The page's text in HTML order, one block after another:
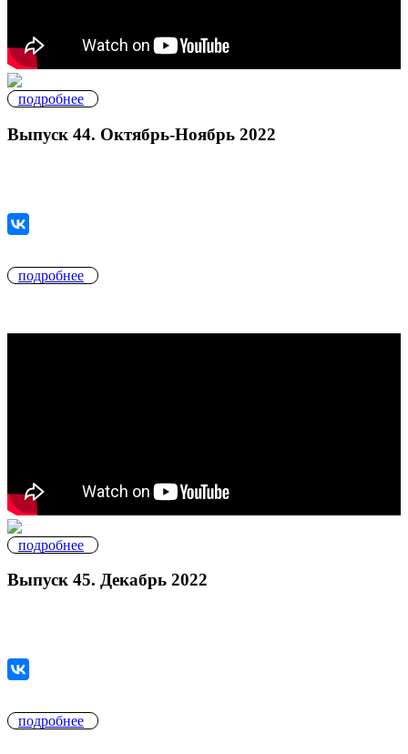
подробнее
Выпуск 44. Октябрь-Ноябрь 2022
подробнее
подробнее
Выпуск 45. Декабрь 2022
подробнее